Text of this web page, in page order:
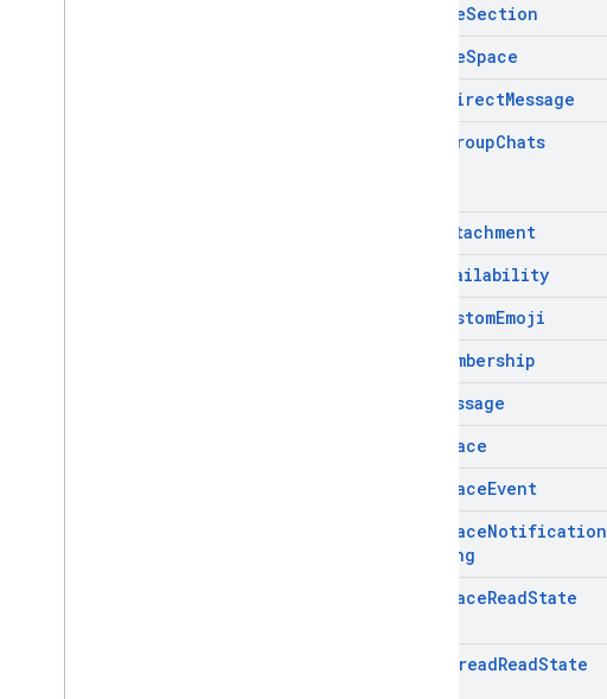
DeleteSection
DeleteSpace
DirectMessage
GroupChats
Attachment
Availability
CustomEmoji
Membership
Message
Space
SpaceEvent
SpaceNotification
Setting
SpaceReadState
ThreadReadState